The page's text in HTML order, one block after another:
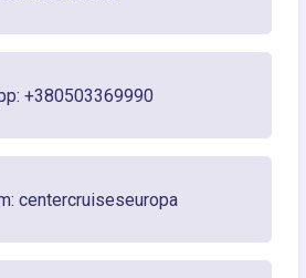
+380503369990
centercruiseseuropa